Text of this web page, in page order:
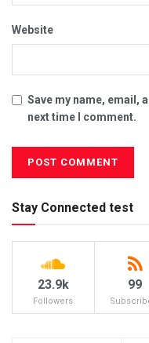
Website
Save my name, email,
next time I comment.
Stay Connected test
23.9k
Followers
99